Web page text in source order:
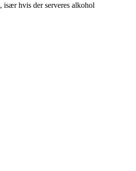
især hvis der serveres alkohol